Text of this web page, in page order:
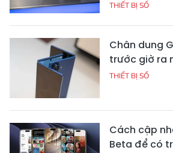
THIẾT BỊ SỐ
Chân dung
trước giờ ra
THIẾT BỊ SỐ
Cách cập
Beta để có